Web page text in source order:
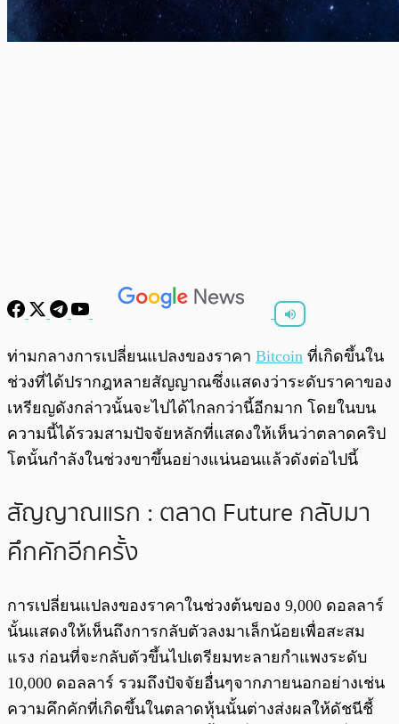
0:00 / 0:00
ท่ามกลางการเปลี่ยนแปลงของราคา Bitcoin ที่เกิดขึ้นใน
ช่วงที่ได้ปรากฎหลายสัญญาณซึ่งแสดงว่าระดับราคาของ
เหรียญดังกล่าวนั้นจะไปได้ไกลกว่านี้อีกมาก โดยในบน
ความนี้ได้รวมสามปัจจัยหลักที่แสดงให้เห็นว่าตลาดคริป
โตนั้นกำลังในช่วงขาขึ้นอย่างแน่นอนแล้วดังต่อไปนี้
สัญญาณแรก : ตลาด Future กลับมา
คึกคักอีกครั้ง
การเปลี่ยนแปลงของราคาในช่วงต้นของ 9,000 ดอลลาร์
นั้นแสดงให้เห็นถึงการกลับตัวลงมาเล็กน้อยเพื่อสะสม
แรง ก่อนที่จะกลับตัวขึ้นไปเตรียมทะลายกำแพงระดับ
10,000 ดอลลาร์ รวมถึงปัจจัยอื่นๆจากภายนอกอย่างเช่น
ความคึกคักที่เกิดขึ้นในตลาดหุ้นนั้นต่างส่งผลให้ดัชนีชี้